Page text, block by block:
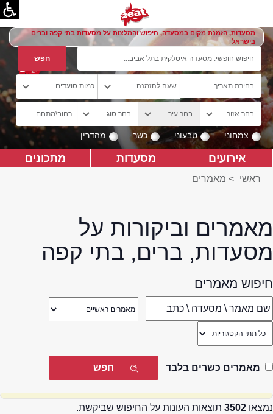
מסעדות, הזמנת מקום במסעדה, חיפוש והמלצות על מסעדות בתי קפה וברים
בישראל
צמחוני טבעוני כשר מהדרין
אירועים מסעדות מתכונים
ראשי > מאמרים
מאמרים וביקורות על
מסעדות, ברים, בתי קפה
חיפוש מאמרים
מאמרים כשרים בלבד
נמצאו 3502 תוצאות העונות על החיפוש שביקשת.